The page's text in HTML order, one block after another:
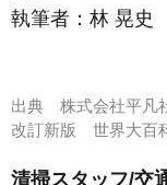
執筆者： 林 晃史
出典 株式会社平凡
改訂新版 世界大
清掃スタッフ/交